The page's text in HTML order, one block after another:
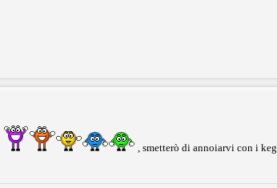
, smetterò di annoiarvi con i